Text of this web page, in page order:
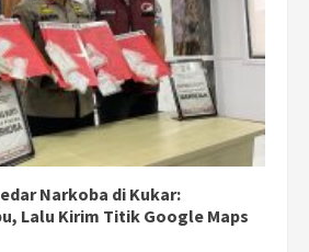
Narkoba di Kukar:
Lalu Kirim Titik Google Maps